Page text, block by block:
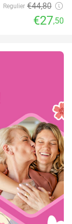
Regulier €44,80
€27,50